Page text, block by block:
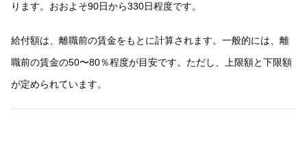
ります。おおよそ90日から330日程度です。
給付額は、離職前の賃金をもとに計算されます。一般的には、離
職前の賃金の50〜80％程度が目安です。ただし、上限額と下限額
が定められています。